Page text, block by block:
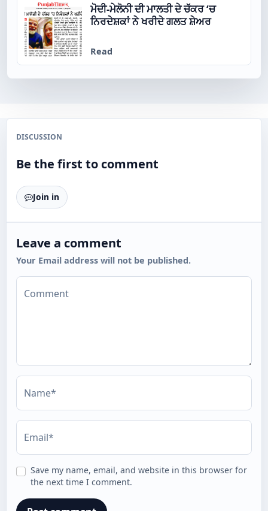
ਮੋਦੀ-ਮੇਲੋਨੀ ਦੀ ਮਾਲਤੀ ਦੇ ਚੱਕਰ ‘ਚ
ਨਿਰਦੇਸ਼ਕਾਂ ਨੇ ਖਰੀਦੇ ਗਲਤ ਸ਼ੇਅਰ
Read
DISCUSSION
Be the first to comment
Join in
Leave a comment
Your Email address will not be published.
Comment
Name*
Email*
Save my name, email, and website in this browser for
the next time I comment.